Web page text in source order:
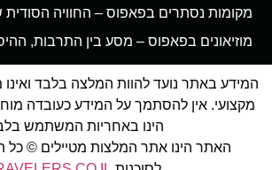
מקומות נסתרים בפאפוס – החוויה
מוזיאונים בפאפוס – מסע בין התרבות,
המידע באתר נועד להוות המלצה בלבד ואינו
מקצועי. אין להסתמך על המידע כעובדה
הינו באחריות המשתמש
האתר הינו אתר המלצות מטיילים © כל